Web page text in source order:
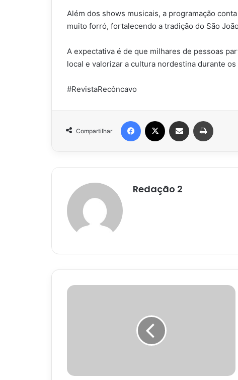
Além dos shows musicais, a programação
muito forró, fortalecendo a tradição do São
A expectativa é de que milhares de pessoas
local e valorizar a cultura nordestina durante
#RevistaRecôncavo
Compartilhar
Facebook Compartilhar via e-mail
Redação 2
Processo
Espadas’